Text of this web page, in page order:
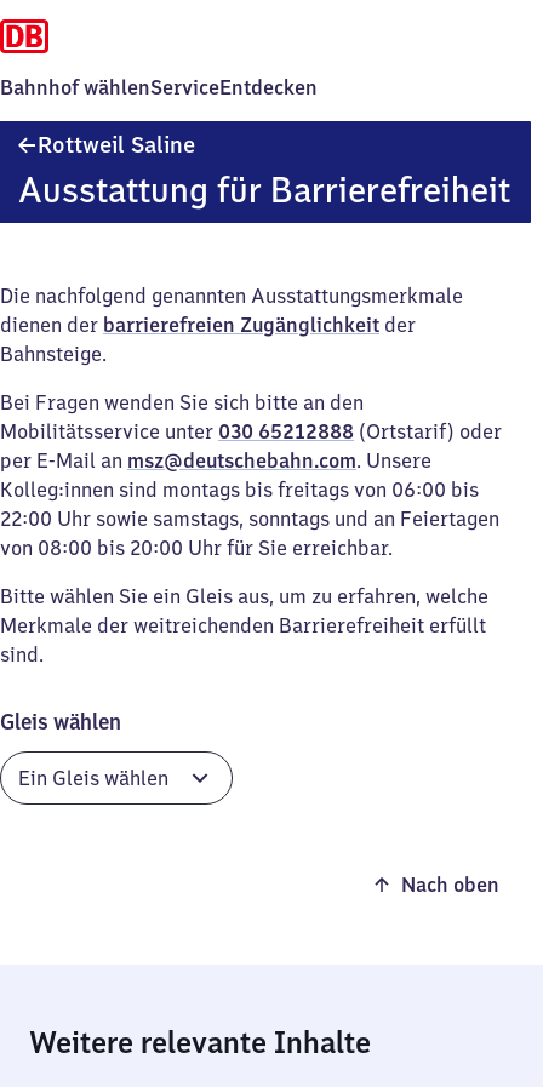
Bahnhof wählenServiceEntdecken
Rottweil Saline
Ausstattung für Barrierefreiheit
Die nachfolgend genannten Ausstattungsmerkmale
dienen der barrierefreien Zugänglichkeit der
Bahnsteige.
Bei Fragen wenden Sie sich bitte an den
Mobilitätsservice unter 030 65212888 (Ortstarif) oder
per E-Mail an msz@deutschebahn.com. Unsere
Kolleg:innen sind montags bis freitags von 06:00 bis
22:00 Uhr sowie samstags, sonntags und an Feiertagen
von 08:00 bis 20:00 Uhr für Sie erreichbar.
Bitte wählen Sie ein Gleis aus, um zu erfahren, welche
Merkmale der weitreichenden Barrierefreiheit erfüllt
sind.
Gleis wählen
Nach oben
Weitere relevante Inhalte